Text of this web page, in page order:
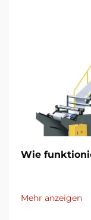
Wie
Mehr anzeigen